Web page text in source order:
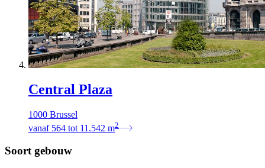
Central Plaza
1000 Brussel
vanaf 564 tot 11.542 m2
Soort gebouw